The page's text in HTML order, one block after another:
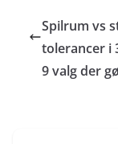
Spilrum vs
tolerancer i
9 valg der